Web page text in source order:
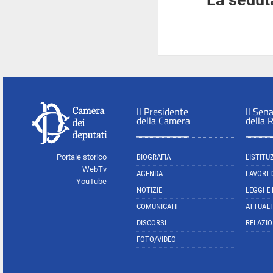
Portale storico
WebTv
YouTube
Il Presidente
della Camera
BIOGRAFIA
AGENDA
NOTIZIE
COMUNICATI
DISCORSI
FOTO/VIDEO
Il
della
LAVORI
LEGGI E